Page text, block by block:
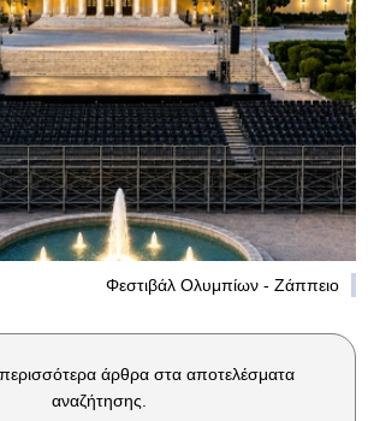
Φεστιβάλ Ολυμπίων - Ζάππειο
άρθρα στα αποτελέσματα
αναζήτησης.